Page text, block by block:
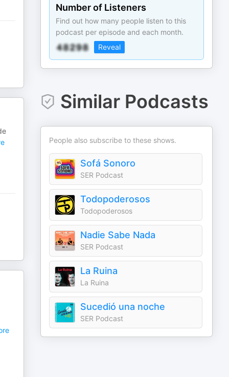
Number of Listeners
Find out how many people listen to this
podcast per episode and each month.
Reveal
Similar Podcasts
People also subscribe to these shows.
Sofá Sonoro
SER Podcast
Todopoderosos
Todopoderosos
Nadie Sabe Nada
SER Podcast
La Ruina
La Ruina
Sucedió una noche
SER Podcast